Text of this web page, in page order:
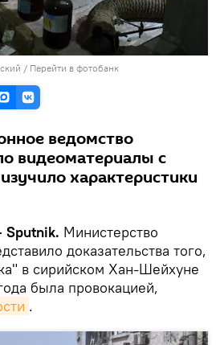
/ Перейти в фотобанк
ведомство
видеоматериалы с
характеристики
Министерство
доказательства того,
в сирийском Хан-Шейхуне
была провокацией,
.